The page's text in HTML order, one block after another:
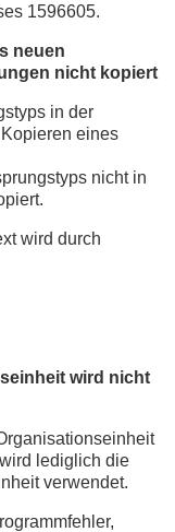
1596605.
neuen
nicht kopiert
in der
eines
nicht in
wird durch
wird nicht
lediglich die
verwendet.